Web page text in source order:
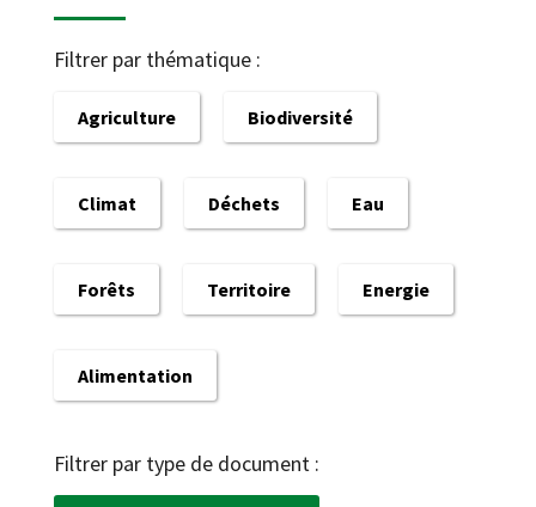
Filtrer par thématique :
Agriculture Biodiversité
Climat Déchets Eau
Forêts Territoire Energie
Alimentation
Filtrer par type de document :